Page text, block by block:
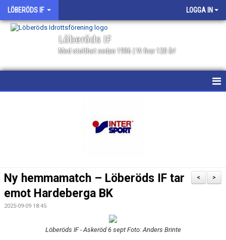
LÖBERÖDS IF LOGGA IN
Löberöds IF
Med stolthet sedan 1906 | Vi firar 120 år!
MATCHER
OM KLUBBEN
>
<
Ny hemmamatch – Löberöds IF tar
emot Hardeberga BK
2025-09-09 18:45
Löberöds IF - Askeröd 6 sept Foto: Anders Brinte